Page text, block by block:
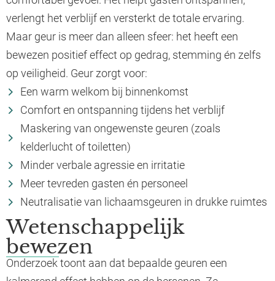
verlengt het verblijf en versterkt de totale ervaring.
Maar geur is meer dan alleen sfeer: het heeft een
bewezen positief effect op gedrag, stemming én zelfs
op veiligheid. Geur zorgt voor:
Een warm welkom bij binnenkomst
Comfort en ontspanning tijdens het verblijf
Maskering van ongewenste geuren (zoals
kelderlucht of toiletten)
Minder verbale agressie en irritatie
Meer tevreden gasten én personeel
Neutralisatie van lichaamsgeuren in drukke ruimtes
Wetenschappelijk
bewezen
Onderzoek toont aan dat bepaalde geuren een